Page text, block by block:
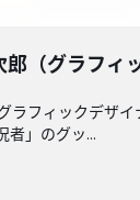
（グラフィ
ラフィックデザ
者」のグッ...